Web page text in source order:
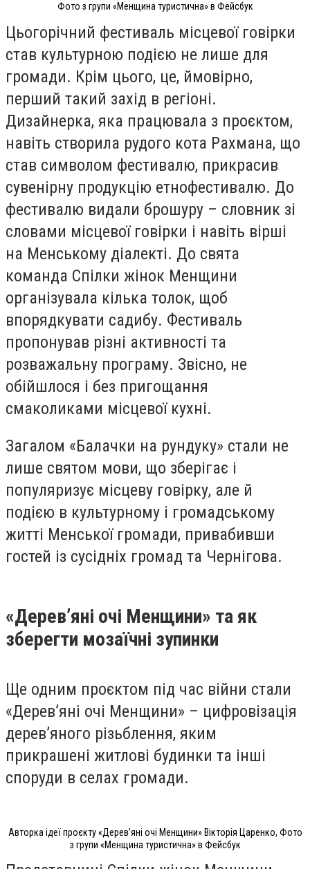
Фото з групи «Менщина туристична» в Фейсбук
Цьогорічний фестиваль місцевої говірки
став культурною подією не лише для
громади. Крім цього, це, ймовірно,
перший такий захід в регіоні.
Дизайнерка, яка працювала з проєктом,
навіть створила рудого кота Рахмана, що
став символом фестивалю, прикрасив
сувенірну продукцію етнофестивалю. До
фестивалю видали брошуру – словник зі
словами місцевої говірки і навіть вірші
на Менському діалекті. До свята
команда Спілки жінок Менщини
організувала кілька толок, щоб
впорядкувати садибу. Фестиваль
пропонував різні активності та
розважальну програму. Звісно, не
обійшлося і без пригощання
смаколиками місцевої кухні.
Загалом «Балачки на рундуку» стали не
лише святом мови, що зберігає і
популяризує місцеву говірку, але й
подією в культурному і громадському
житті Менської громади, привабивши
гостей із сусідніх громад та Чернігова.
«Деревʼяні очі Менщини» та як
зберегти мозаїчні зупинки
Ще одним проєктом під час війни стали
«Деревʼяні очі Менщини» – цифровізація
деревʼяного різьблення, яким
прикрашені житлові будинки та інші
споруди в селах громади.
Авторка ідеї проєкту «Деревʼяні очі Менщини» Вікторія Царенко, Фото
з групи «Менщина туристична» в Фейсбук